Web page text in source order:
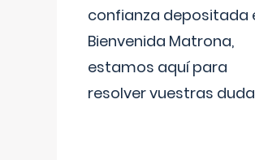
confianza depositada
Bienvenida Matrona,
estamos aquí para
resolver vuestras